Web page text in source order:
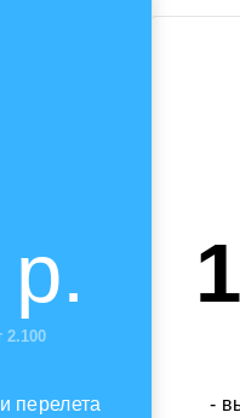
р.
2.100
перелета -